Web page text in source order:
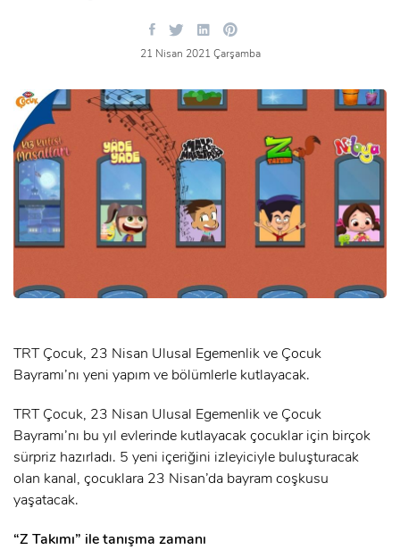
21 Nisan 2021 Çarşamba
TRT Çocuk, 23 Nisan Ulusal Egemenlik ve Çocuk
Bayramı’nı yeni yapım ve bölümlerle kutlayacak.
TRT Çocuk, 23 Nisan Ulusal Egemenlik ve Çocuk
Bayramı’nı bu yıl evlerinde kutlayacak çocuklar için birçok
sürpriz hazırladı. 5 yeni içeriğini izleyiciyle buluşturacak
olan kanal, çocuklara 23 Nisan’da bayram coşkusu
yaşatacak.
“Z Takımı” ile tanışma zamanı